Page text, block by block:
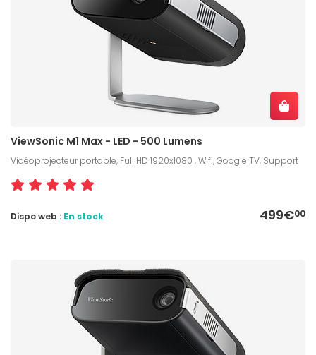
ViewSonic M1 Max - LED - 500 Lumens
Vidéoprojecteur portable, Full HD 1920x1080 , Wifi, Google TV, Support
499€00
Dispo web : En stock